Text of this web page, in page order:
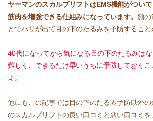
ヤーマンのスカルプリフトはEMS機能がつい
筋肉を増強できる仕組みになっています。 顔の
とでハリが出て目の下のたるみを予防すること
40代になってから気になる目の下のたるみは
難しく、できるだけ早いうちに予防しておくこ
よ。
他にもこの記事では目の下のたるみ予防以外
のスカルプリフトの良い口コミと悪い口コミを